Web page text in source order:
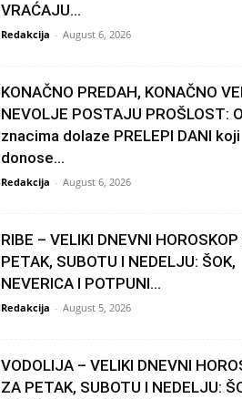
VRAĆAJU...
Redakcija - August 6, 2026
KONAČNO PREDAH, KONAČNO
NEVOLJE POSTAJU PROŠLOST:
znacima dolaze PRELEPI DANI koji
donose...
Redakcija - August 6, 2026
RIBE – VELIKI DNEVNI
PETAK, SUBOTU I NEDELJU: ŠOK,
NEVERICA I POTPUNI...
Redakcija - August 5, 2026
VODOLIJA – VELIKI DNEVNI
ZA PETAK, SUBOTU I NEDELJU: